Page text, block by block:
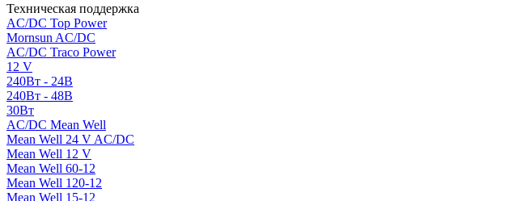
Техническая поддержка
AC/DC Top Power
Mornsun AC/DC
AC/DC Traco Power
12 V
240Вт - 24В
240Вт - 48В
30Вт
AC/DC Mean Well
Mean Well 24 V AC/DC
Mean Well 12 V
Mean Well 60-12
Mean Well 120-12
Mean Well 15-12